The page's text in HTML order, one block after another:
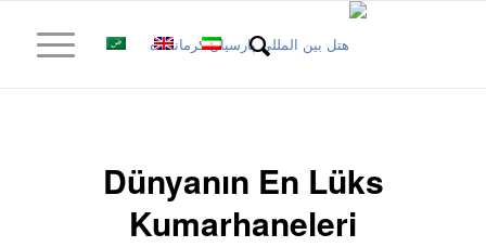
Dünyanın En Lüks
Kumarhaneleri